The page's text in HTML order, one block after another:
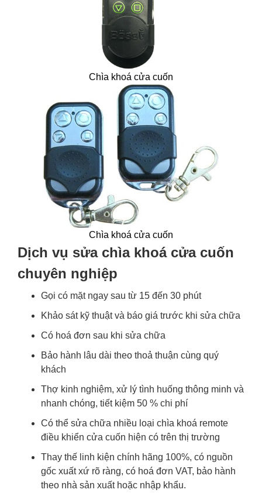
Chìa khoá cửa cuốn
Chìa khoá cửa cuốn
Dịch vụ sửa chìa khoá cửa cuốn
chuyên nghiệp
Gọi có mặt ngay sau từ 15 đến 30 phút
Khảo sát kỹ thuật và báo giá trước khi sửa chữa
Có hoá đơn sau khi sửa chữa
Bảo hành lâu dài theo thoả thuận cùng quý
khách
Thợ kinh nghiệm, xử lý tình huống thông minh và
nhanh chóng, tiết kiệm 50 % chi phí
Có thể sửa chữa nhiều loại chìa khoá remote
điều khiển cửa cuốn hiện có trên thị trường
Thay thế linh kiện chính hãng 100%, có nguồn
gốc xuất xứ rõ ràng, có hoá đơn VAT, bảo hành
theo nhà sản xuất hoặc nhập khẩu.